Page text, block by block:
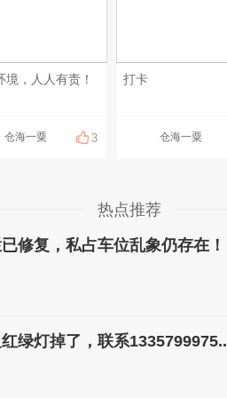
境，人人有责！
仓海一粟 3
打卡
仓海一粟
热点推荐
修复，私占车位乱象仍存在！
绿灯掉了，联系1335799975..